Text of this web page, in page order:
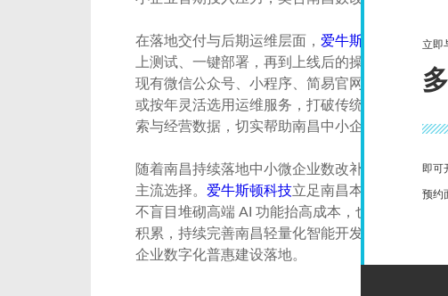
在落地交付与后期运维层面， 爱牛斯顿科技
打造
上测试、一键部署，再到上线后的操作培训、月
现有微信公众号、小程序、简易官网，不用更换
或按年灵活选用运维服务，打破传统智能体一次
索与经营数据，切实帮助南昌中小企业减少内勤
随着南昌持续落地中小微企业数改补贴相关扶持
主流选择。 爱牛斯顿科技立足南昌本土市场，持
不盲目堆砌高端 AI 功能抬高成本，也不简化核
积累，持续完善南昌轻量化智能开发解决方案，
企业数字化普惠建设落地。
立即
即可
预约